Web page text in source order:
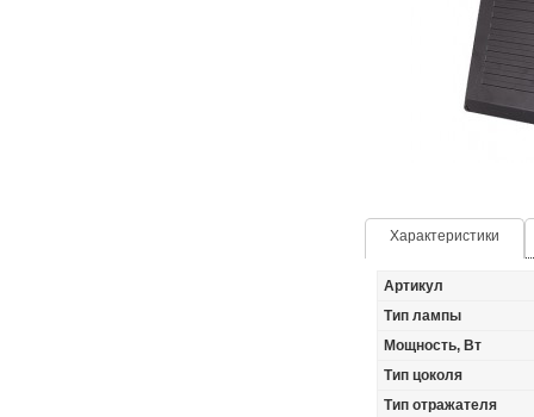
Характеристики
Артикул
Тип лампы
Мощность, Вт
Тип цоколя
Тип отражателя